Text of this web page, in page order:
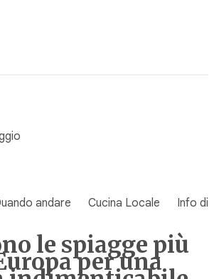
andare Cucina Locale Info di
le spiagge più
per una